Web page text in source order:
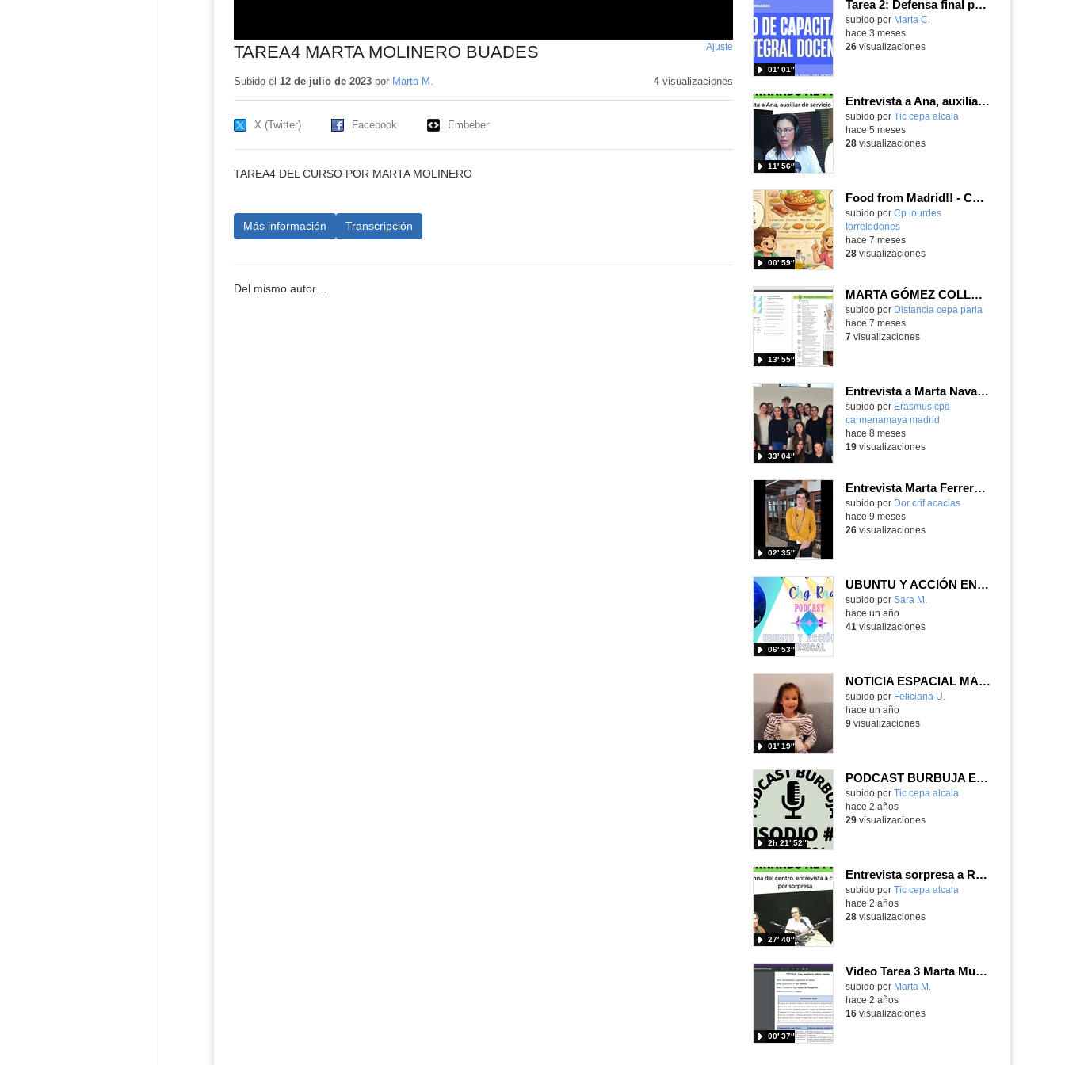
TAREA4 MARTA MOLINERO BUADES Ajuste
pantalla
Subido el 12 de julio de 2023por Marta M. 4visualizaciones
X (Twitter) Facebook Embeber
TAREA4 DEL CURSO POR MARTA MOLINERO
Más información Transcripción
Del mismo autor…
Tarea 2: Defensa final portafolio 25/26 por Marta Campos Delgado
Contenido educativo.
subido por Marta C.
01′ 01″
hace 3 meses
26visualizaciones
Entrevista a Ana, auxiliar de control del centro
subido por Tic cepa alcala
11′ 56″
hace 5 meses
28visualizaciones
Food from Madrid!! - Cocido - with Eric, Abril, Bruno y Marta.
Contenido educativo.
subido por Cp lourdes
torrelodones
00′ 59″
-
hace 7 meses
28visualizaciones
MARTA GÓMEZ COLLADO
Contenido educativo.
subido por Distancia cepa parla
13′ 55″
hace 7 meses
7visualizaciones
Entrevista a Marta Navaridas, artista, performer y coreógrafa
Contenido educativo.
subido por Erasmus cpd
carmenamaya madrid
33′ 04″
hace 8 meses
19visualizaciones
Entrevista Marta Ferrero González - CONGRESO INNOVACIÓN, FORMACIÓN Y ACOMPAÑAMIENTO DESDE LA EVIDENCIA
Contenido educativo.
subido por Dor crif acacias
02′ 35″
-
hace 9 meses
26visualizaciones
UBUNTU Y ACCIÓN EN CHG RADIO
Contenido educativo.
subido por Sara M.
06′ 53″
hace un año
41 visualizaciones
NOTICIA ESPACIAL MARTA 5 años
Contenido educativo.
subido por Feliciana U.
01′ 19″
hace un año
9visualizaciones
PODCAST BURBUJA EPISODIO #15 (Completo)
subido por Tic cepa alcala
2h 21′ 52″
hace 2 años
29visualizaciones
Entrevista sorpresa a Raquel, Marta, Víctor y Javi
subido por Tic cepa alcala
27′ 40″
hace 2 años
28visualizaciones
Video Tarea 3 Marta Muñoz
subido por Marta M.
00′ 37″
hace 2 años
16visualizaciones